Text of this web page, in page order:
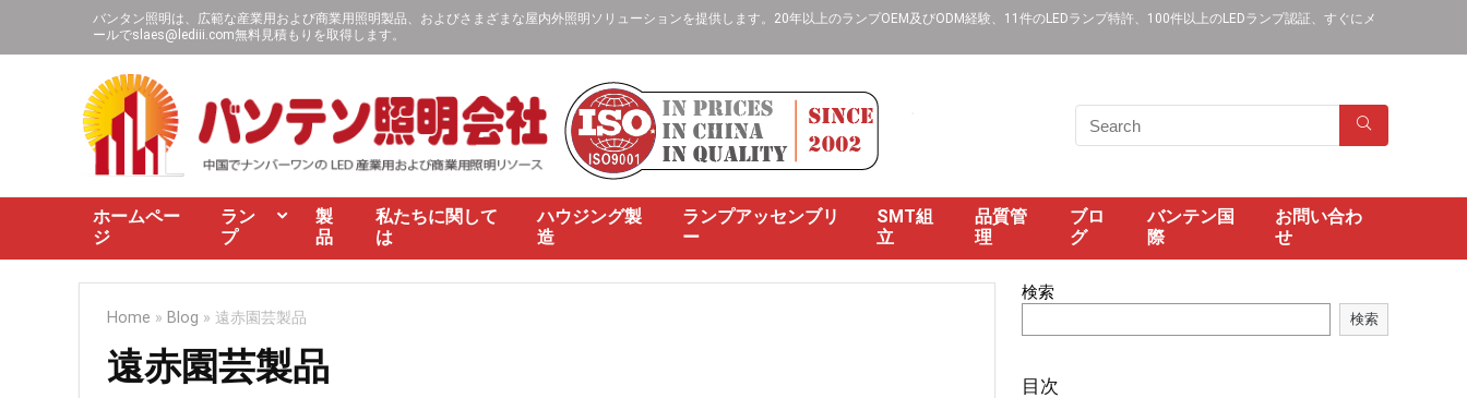
バンタン照明は、広範な産業用および商業用照明製品、およびさまざまな屋内外照明ソリューションを提供します。20年以上のランプOEM及びODM経験、11件のLEDランプ特許、100件以上のLEDランプ認証、すぐにメ
ールでslaes@lediii.com無料見積もりを取得します。
ホームペー
ジ
ラン
プ
製
品
私たちに関して
は
ハウジング製
造
ランプアッセンブリ
ー
SMT組
立
品質管
理
ブロ
グ
バンテン国
際
お問い合わ
せ
Home » Blog » 遠赤園芸製品
遠赤園芸製品
検索
検索
目次